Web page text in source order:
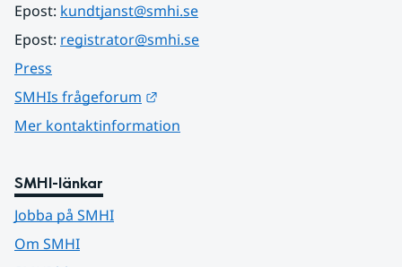
Epost: kundtjanst@smhi.se
Epost: registrator@smhi.se
Press
SMHIs frågeforum
Mer kontaktinformation
SMHI-länkar
Jobba på SMHI
Om SMHI